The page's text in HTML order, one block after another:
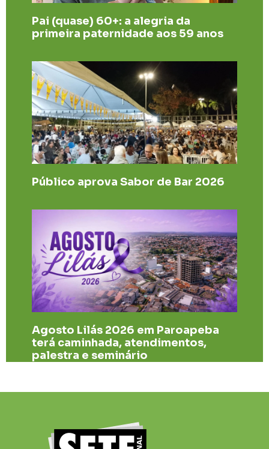
Pai (quase) 60+: a alegria da
primeira paternidade aos 59 anos
Público aprova Sabor de Bar 2026
Agosto Lilás 2026 em Paroapeba
terá caminhada, atendimentos,
palestra e seminário